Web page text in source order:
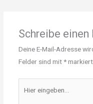
Schreibe
Deine E-Mail-Adresse
Felder sind mit*markiert
eingeben…